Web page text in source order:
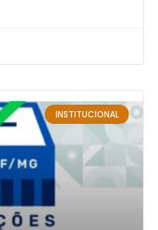
INSTITUCIONAL